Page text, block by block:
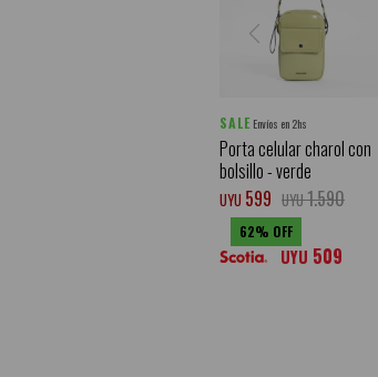
SALE Envíos en 2hs
Porta celular charol con
bolsillo - verde
UYU 599 UYU1.590
62
UYU 509